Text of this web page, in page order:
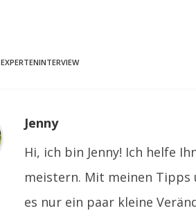
EXPERTENINTERVIEW
Jenny
Hi, ich bin Jenny! Ich helfe
meistern. Mit meinen Tipps
es nur ein paar kleine